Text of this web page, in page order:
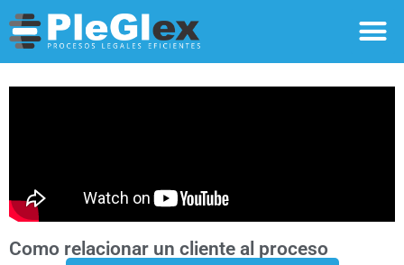
Como relacionar un cliente al proceso